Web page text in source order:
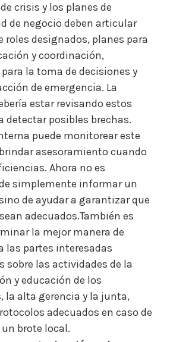
crisis y los planes de
de negocio deben articular
roles designados, planes para
y coordinación,
la toma de decisiones y
de emergencia. La
estar revisando estos
detectar posibles brechas.
puede monitorear este
asesoramiento cuando
Ahora no es
simplemente informar un
de ayudar a garantizar que
adecuados.También es
la mejor manera de
las partes interesadas
sobre las actividades de la
y educación de los
la alta gerencia y la junta,
adecuados en caso de
brote local.